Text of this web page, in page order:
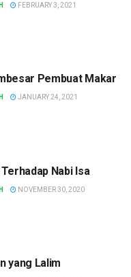
FEBRUARY 3, 2021
Pembuat Makar
JANUARY 24, 2021
Nabi Isa
NOVEMBER 30, 2020
yang Lalim